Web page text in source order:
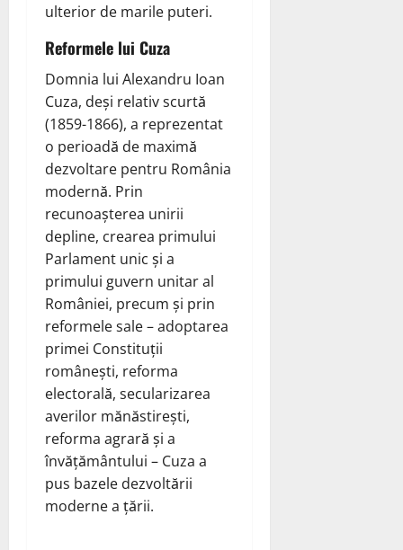
ulterior de marile puteri.
Reformele lui Cuza
Domnia lui Alexandru Ioan
Cuza, deși relativ scurtă
(1859-1866), a reprezentat
o perioadă de maximă
dezvoltare pentru România
modernă. Prin
recunoașterea unirii
depline, crearea primului
Parlament unic și a
primului guvern unitar al
României, precum și prin
reformele sale – adoptarea
primei Constituții
românești, reforma
electorală, secularizarea
averilor mănăstirești,
reforma agrară și a
învățământului – Cuza a
pus bazele dezvoltării
moderne a țării.